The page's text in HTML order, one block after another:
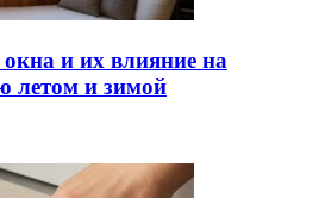
и их влияние на
летом и зимой